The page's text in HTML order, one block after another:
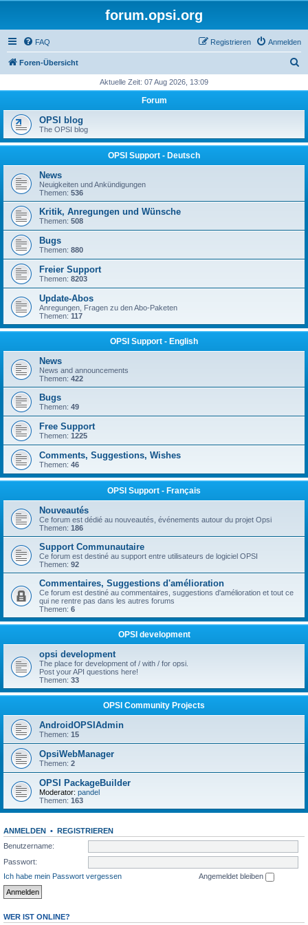
forum.opsi.org
FAQ Anmelden
Registrieren
Foren-Übersicht
h
Aktuelle Zeit: 07 Aug 2026, 13:09
Forum
OPSI blog
The OPSI blog
OPSI Support - Deutsch
News
Neuigkeiten und Ankündigungen
Themen: 536
Kritik, Anregungen und Wünsche
Themen: 508
Bugs
Themen: 880
Freier Support
Themen: 8203
Update-Abos
Anregungen, Fragen zu den Abo-Paketen
Themen: 117
OPSI Support - English
News
News and announcements
Themen: 422
Bugs
Themen: 49
Free Support
Themen: 1225
Comments, Suggestions, Wishes
Themen: 46
OPSI Support - Français
Nouveautés
Ce forum est dédié au nouveautés, événements autour du projet Opsi
Themen: 186
Support Communautaire
Ce forum est destiné au support entre utilisateurs de logiciel OPSI
Themen: 92
Commentaires, Suggestions d'amélioration
Ce forum est destiné au commentaires, suggestions d'amélioration et tout ce
qui ne rentre pas dans les autres forums
Themen: 6
OPSI development
opsi development
The place for development of / with / for opsi.
Post your API questions here!
Themen: 33
OPSI Community Projects
AndroidOPSIAdmin
Themen: 15
OpsiWebManager
Themen: 2
OPSI PackageBuilder
Moderator: pandel
Themen: 163
ANMELDEN • REGISTRIEREN
Benutzername:
Passwort:
Ich habe mein Passwort vergessen
Angemeldet bleiben
WER IST ONLINE?